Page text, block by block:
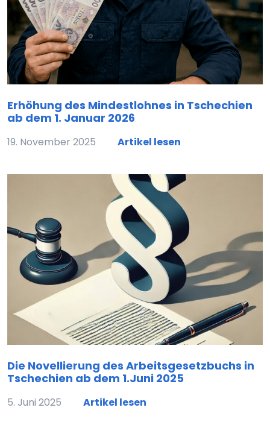
Erhöhung des Mindestlohnes in Tschechien
ab dem 1. Januar 2026
19. November 2025 Artikel lesen
Die Novellierung des Arbeitsgesetzbuchs in
Tschechien ab dem 1.Juni 2025
5. Juni 2025 Artikel lesen